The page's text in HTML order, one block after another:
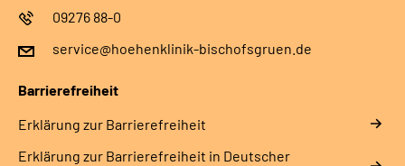
09276 88-0
service@hoehenklinik-bischofsgruen.de
Barrierefreiheit
Erklärung zur Barrierefreiheit
Erklärung zur Barrierefreiheit in Deutscher